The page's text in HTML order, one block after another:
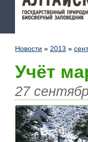
Новости » 2013 »
Учёт
27